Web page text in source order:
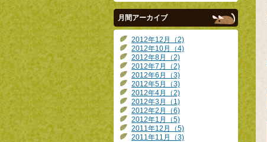
月間アーカイブ
2012年12月（2)
2012年10月（4)
2012年8月（2)
2012年7月（2)
2012年6月（3)
2012年5月（3)
2012年4月（2)
2012年3月（1)
2012年2月（6)
2012年1月（5)
2011年12月（5)
2011年11月（3)